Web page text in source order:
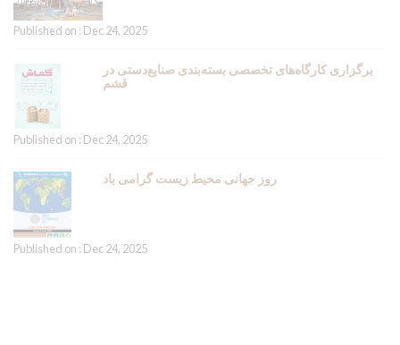
Published on : Dec 24, 2025
برگزاری کارگاه‌های تخصصی بسته‌بندی صنایع‌دستی در
قشم
Published on : Dec 24, 2025
روز جهانی محیط زیست گرامی باد
Published on : Dec 24, 2025